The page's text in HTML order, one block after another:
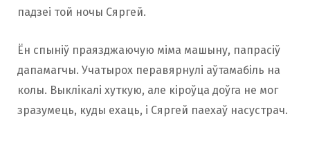
падзеі той ночы Сяргей.
Ён спыніў праязджаючую міма машыну, папрасіў
дапамагчы. Учатырох перавярнулі аўтамабіль на
колы. Выклікалі хуткую, але кіроўца доўга не мог
зразумець, куды ехаць, і Сяргей паехаў насустрач.